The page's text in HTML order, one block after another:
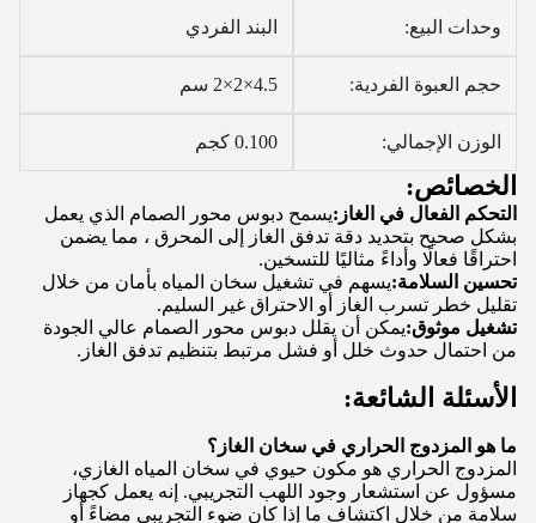
وحدات البيع: البند الفردي
حجم العبوة الفردية: 4.5×2×2 سم
الوزن الإجمالي: 0.100 كجم
الخصائص:
التحكم الفعال في الغاز:يسمح دبوس محور الصمام الذي يعمل
بشكل صحيح بتحديد دقة تدفق الغاز إلى المحرق ، مما يضمن
احتراقًا فعالًا وأداءً مثاليًا للتسخين.
تحسين السلامة:يسهم في تشغيل سخان المياه بأمان من خلال
تقليل خطر تسرب الغاز أو الاحتراق غير السليم.
تشغيل موثوق:يمكن أن يقلل دبوس محور الصمام عالي الجودة
من احتمال حدوث خلل أو فشل مرتبط بتنظيم تدفق الغاز.
الأسئلة الشائعة:
ما هو المزدوج الحراري في سخان الغاز؟
المزدوج الحراري هو مكون حيوي في سخان المياه الغازي،
مسؤول عن استشعار وجود اللهب التجريبي. إنه يعمل كجهاز
سلامة من خلال اكتشاف ما إذا كان ضوء التجريبي مضاءً أو